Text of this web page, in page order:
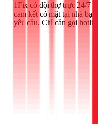
1Fix có đội thợ trực 24/7
cam kết có mặt tại nhà
yêu cầu. Chỉ cần gọi hotline: